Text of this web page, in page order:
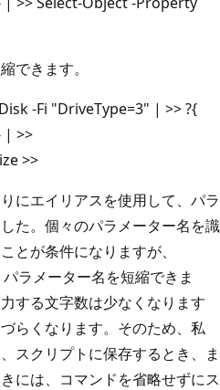
できます。
-Fi "DriveType=3" | >> ?{
| >>
>>
にエイリアスを使用して、パラ
た。個々のパラメーター名を識
とが条件になりますが、
ラメーター名を短縮できま
する文字数は少なくなります
らくなります。そのため、私
スクリプトに保存するとき、ま
には、コマンドを省略せずにス